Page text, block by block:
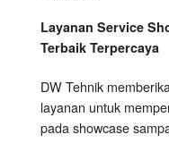
Layanan Service
Terbaik Terpercaya
DW Tehnik
layanan untuk
pada showcase